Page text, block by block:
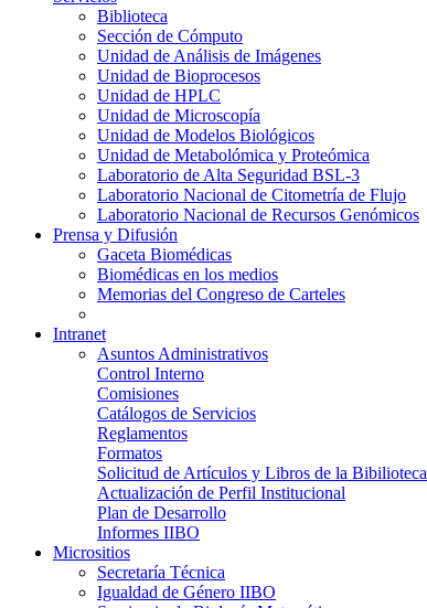
Biblioteca
Sección de Cómputo
Unidad de Análisis de Imágenes
Unidad de Bioprocesos
Unidad de HPLC
Unidad de Microscopía
Unidad de Modelos Biológicos
Unidad de Metabolómica y Proteómica
Laboratorio de Alta Seguridad BSL-3
Laboratorio Nacional de Citometría de Flujo
Laboratorio Nacional de Recursos Genómicos
Prensa y Difusión
Gaceta Biomédicas
Biomédicas en los medios
Memorias del Congreso de Carteles
Intranet
Asuntos Administrativos
Control Interno
Comisiones
Catálogos de Servicios
Reglamentos
Formatos
Solicitud de Artículos y Libros de la Bibilioteca
Actualización de Perfil Institucional
Plan de Desarrollo
Informes IIBO
Micrositios
Secretaría Técnica
Igualdad de Género IIBO